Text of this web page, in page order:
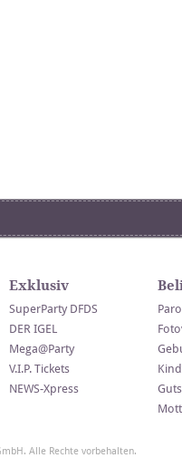
Exklusiv
SuperParty DFDS
DER IGEL
Mega@Party
V.I.P. Tickets
NEWS-Xpress
Alle Rechte vorbehalten.